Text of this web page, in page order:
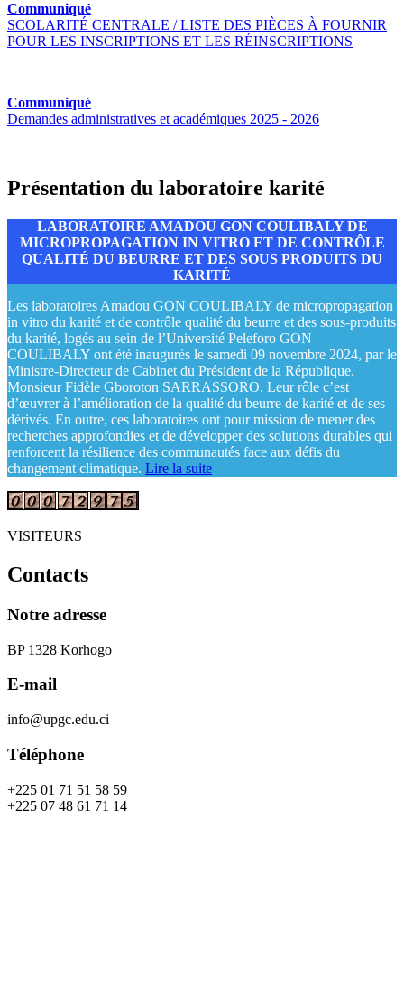
Communiqué
SCOLARITÉ CENTRALE / LISTE DES PIÈCES À FOURNIR
POUR LES INSCRIPTIONS ET LES RÉINSCRIPTIONS
Communiqué
Demandes administratives et académiques 2025 - 2026
Présentation du laboratoire karité
LABORATOIRE AMADOU GON COULIBALY DE
MICROPROPAGATION IN VITRO ET DE CONTRÔLE
QUALITÉ DU BEURRE ET DES SOUS PRODUITS DU
KARITÉ
Les laboratoires Amadou GON COULIBALY de micropropagation
in vitro du karité et de contrôle qualité du beurre et des sous-produits
du karité, logés au sein de l’Université Peleforo GON
COULIBALY ont été inaugurés le samedi 09 novembre 2024, par le
Ministre-Directeur de Cabinet du Président de la République,
Monsieur Fidèle Gboroton SARRASSORO. Leur rôle c’est
d’œuvrer à l’amélioration de la qualité du beurre de karité et de ses
dérivés. En outre, ces laboratoires ont pour mission de mener des
recherches approfondies et de développer des solutions durables qui
renforcent la résilience des communautés face aux défis du
changement climatique. Lire la suite
VISITEURS
Contacts
Notre adresse
BP 1328 Korhogo
E-mail
info@upgc.edu.ci
Téléphone
+225 01 71 51 58 59
+225 07 48 61 71 14